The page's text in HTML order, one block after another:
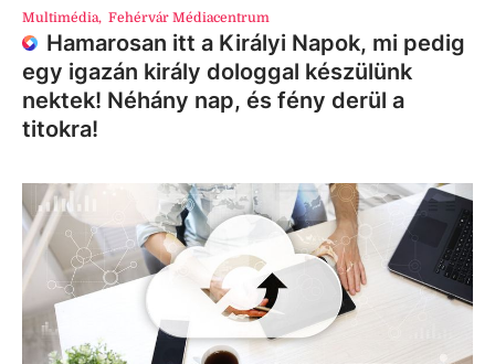
Multimédia, Fehérvár Médiacentrum
Hamarosan itt a Királyi Napok, mi pedig
egy igazán király dologgal készülünk
nektek! Néhány nap, és fény derül a
titokra!